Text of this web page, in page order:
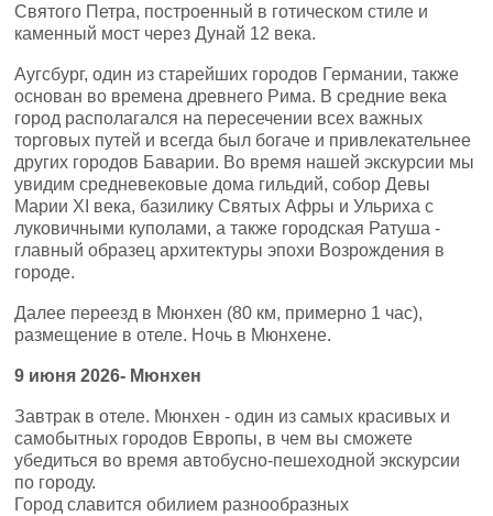
Святого Петра, построенный в готическом стиле и
каменный мост через Дунай 12 века.
Аугсбург, один из старейших городов Германии, также
основан во времена древнего Рима. В средние века
город располагался на пересечении всех важных
торговых путей и всегда был богаче и привлекательнее
других городов Баварии. Во время нашей экскурсии мы
увидим средневековые дома гильдий, собор Девы
Марии XI века, базилику Святых Афры и Ульриха с
луковичными куполами, а также городская Ратуша -
главный образец архитектуры эпохи Возрождения в
городе.
Далее переезд в Мюнхен (80 км, примерно 1 час),
размещение в отеле. Ночь в Мюнхене.
9 июня2026- Мюнхен
Завтрак в отеле. Мюнхен - один из самых красивых и
самобытных городов Европы, в чем вы сможете
убедиться во время автобусно-пешеходной экскурсии
по городу.
Город славится обилием разнообразных